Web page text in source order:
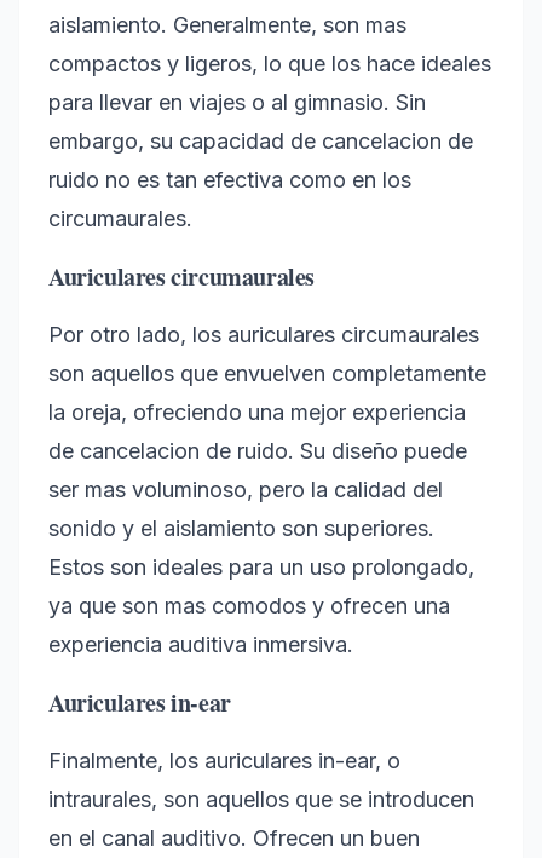
aislamiento. Generalmente, son mas
compactos y ligeros, lo que los hace ideales
para llevar en viajes o al gimnasio. Sin
embargo, su capacidad de cancelacion de
ruido no es tan efectiva como en los
circumaurales.
Auriculares circumaurales
Por otro lado, los auriculares circumaurales
son aquellos que envuelven completamente
la oreja, ofreciendo una mejor experiencia
de cancelacion de ruido. Su diseño puede
ser mas voluminoso, pero la calidad del
sonido y el aislamiento son superiores.
Estos son ideales para un uso prolongado,
ya que son mas comodos y ofrecen una
experiencia auditiva inmersiva.
Auriculares in-ear
Finalmente, los auriculares in-ear, o
intraurales, son aquellos que se introducen
en el canal auditivo. Ofrecen un buen